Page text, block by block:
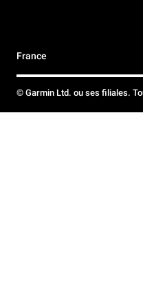
France
© Garmin Ltd. ou ses filiales.